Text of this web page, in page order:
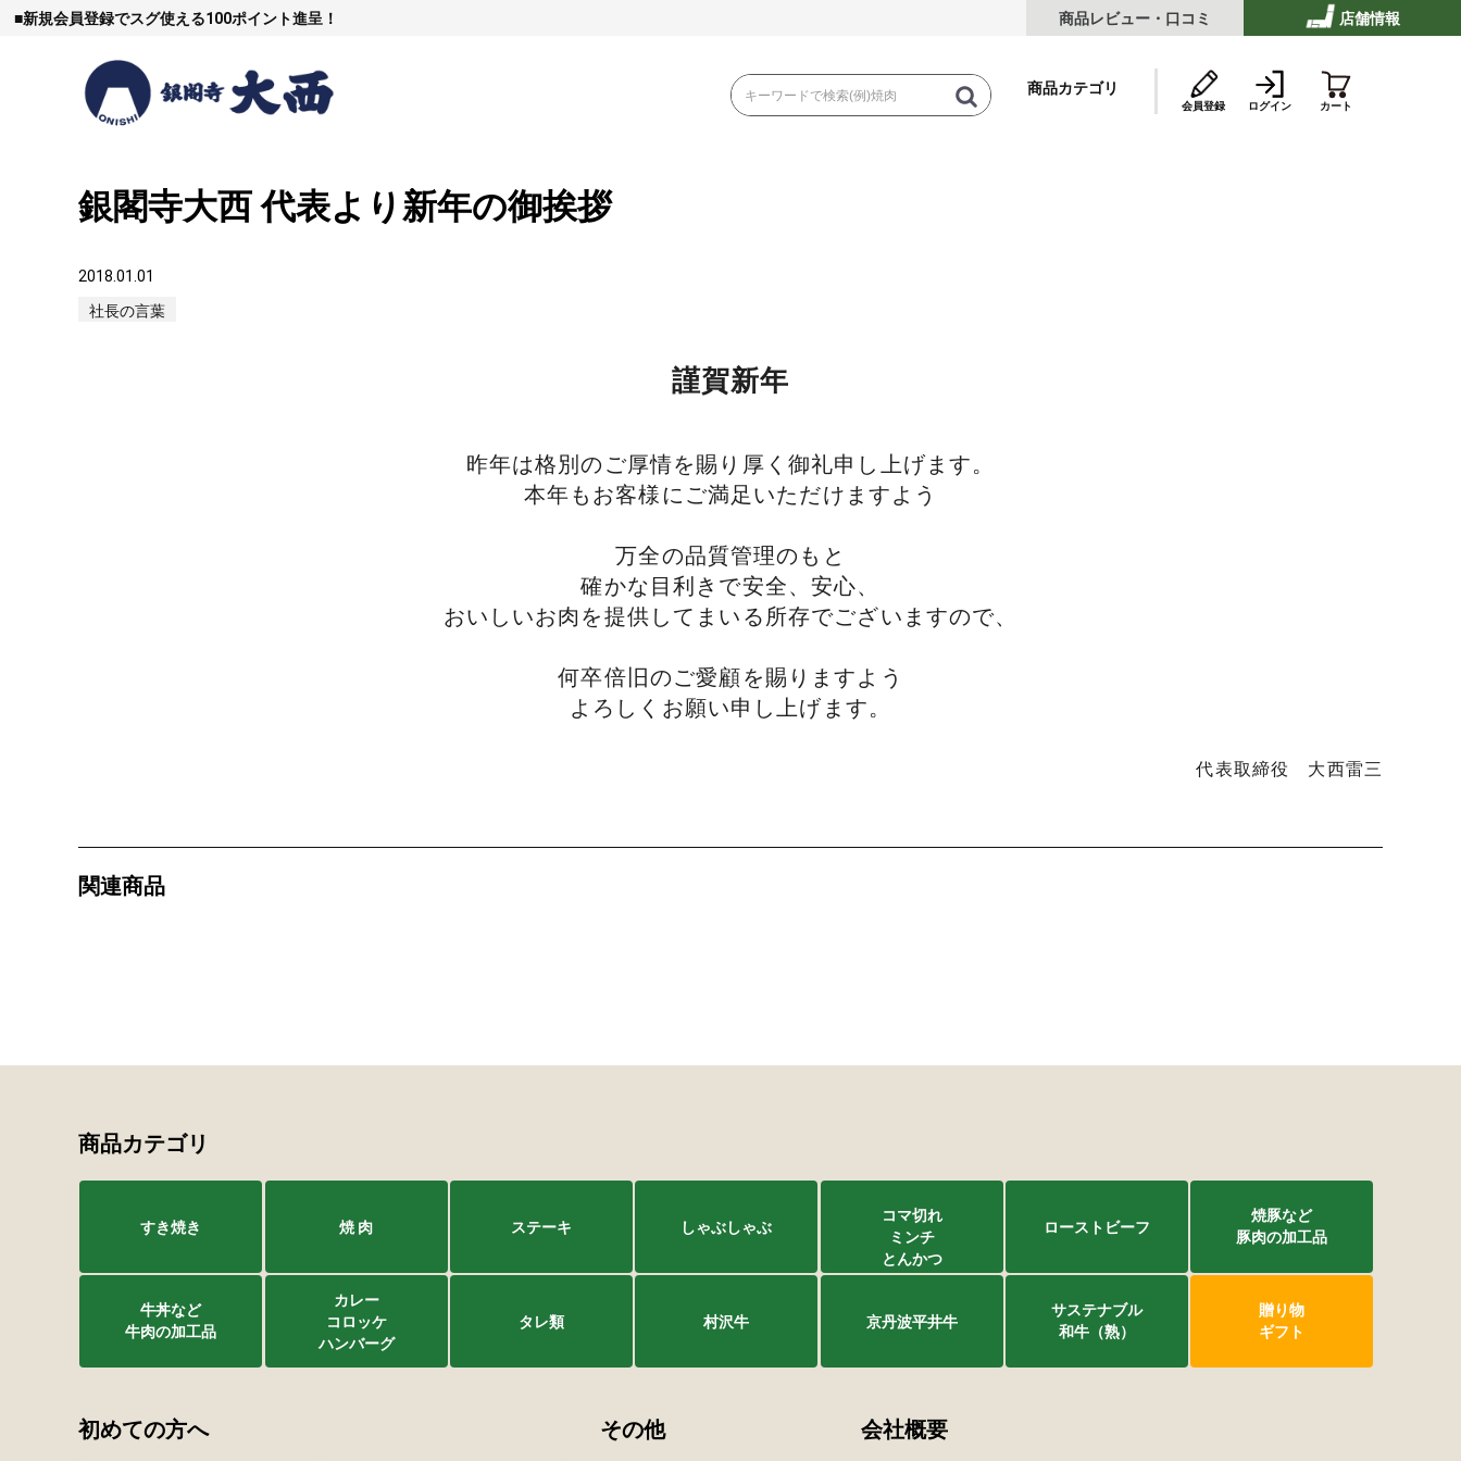
■新規会員登録でスグ使える100ポイント進呈！ 店舗情報
商品レビュー・口コミ
商品カテゴリ
サステナブル・和牛（熟） 千代幻豚 贈り物・ギフト
会員登録 ログイン カート
銀閣寺大西 代表より新年の御挨拶
2018.01.01
社長の言葉
謹賀新年
昨年は格別のご厚情を賜り厚く御礼申し上げます。
本年もお客様にご満足いただけますよう
万全の品質管理のもと
確かな目利きで安全、安心、
おいしいお肉を提供してまいる所存でございますので、
何卒倍旧のご愛顧を賜りますよう
よろしくお願い申し上げます。
代表取締役 大西雷三
関連商品
商品カテゴリ
すき焼き 焼 肉 ステーキ しゃぶしゃぶ
コマ切れ
ミンチ
とんかつ
ローストビーフ
焼豚など
豚肉の加工品
牛丼など
牛肉の加工品
カレー
コロッケ
ハンバーグ
タレ類 村沢牛 京丹波平井牛
サステナブル
和牛（熟）
贈り物
ギフト
初めての方へ その他 会社概要